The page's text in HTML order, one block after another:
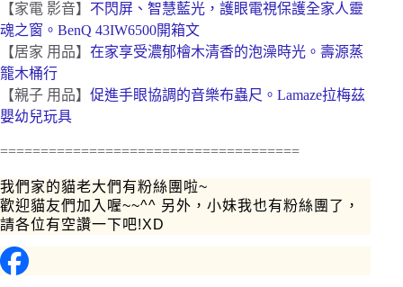
【家電 影音】 不閃屏、智慧藍光，護眼電視保護全家人靈
魂之窗。BenQ 43IW6500開箱文
【居家 用品】 在家享受濃郁檜木清香的泡澡時光。壽源蒸
籠木桶行
【親子 用品】 促進手眼協調的音樂布蟲尺。Lamaze拉梅茲
嬰幼兒玩具
=====================================
我們家的貓老大們有粉絲團啦~
歡迎貓友們加入喔~~^^ 另外，小妹我也有粉絲團了，
請各位有空讚一下吧!XD